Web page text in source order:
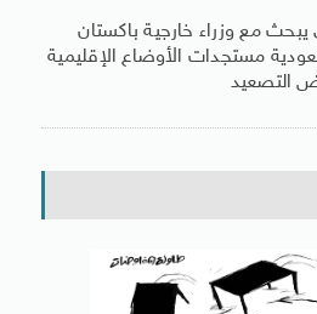
يبحث مع وزراء خارجية باكستان
مستجدات الأوضاع الإقليمية
التصعيد